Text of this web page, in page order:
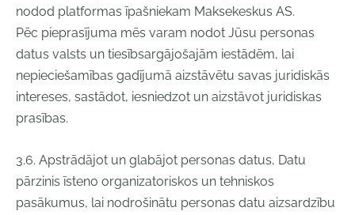
nodod platformas īpašniekam Maksekeskus AS.
Pēc pieprasījuma mēs varam nodot Jūsu personas
datus valsts un tiesībsargājošajām iestādēm, lai
nepieciešamības gadījumā aizstāvētu savas juridiskās
intereses, sastādot, iesniedzot un aizstāvot juridiskas
prasības.
3.6. Apstrādājot un glabājot personas datus, Datu
pārzinis īsteno organizatoriskos un tehniskos
pasākumus, lai nodrošinātu personas datu aizsardzību